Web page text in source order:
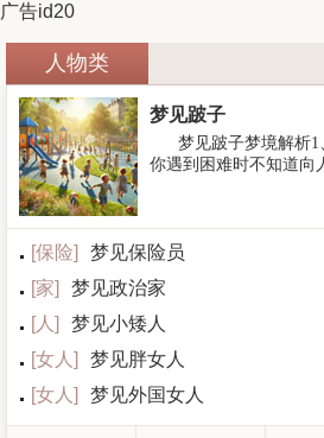
广告id20
人物类
梦见跛子
梦见跛子梦境解析
你遇到困难时不知道向
[保险]
梦见保险员
[家]
梦见政治家
[人 ]
梦见小矮人
[女人 ]
梦见胖女人
[女人 ] 梦见外国女人